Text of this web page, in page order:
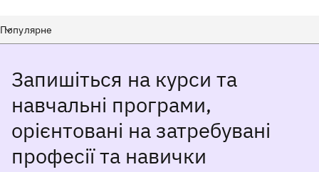
Популярне
Запишіться на курси та
навчальні програми,
орієнтовані на затребувані
професії та навички